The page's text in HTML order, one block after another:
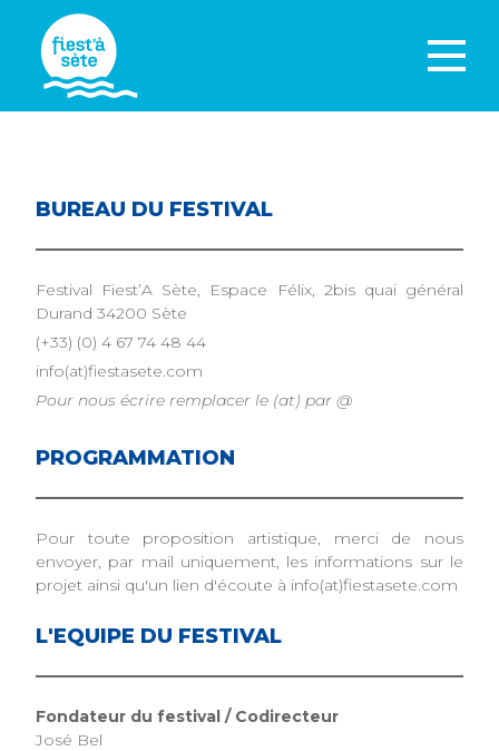
BUREAU DU FESTIVAL
Festival Fiest’A Sète, Espace Félix, 2bis quai général
Durand 34200 Sète
(+33) (0) 4 67 74 48 44
info(at)fiestasete.com
Pour nous écrire remplacer le (at) par @
PROGRAMMATION
Pour toute proposition artistique, merci de nous
envoyer, par mail uniquement, les informations sur le
projet ainsi qu'un lien d'écoute à info(at)fiestasete.com
L'EQUIPE DU FESTIVAL
Fondateur du festival / Codirecteur
José Bel